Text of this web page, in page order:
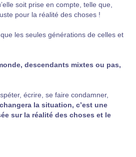
soit prise en compte, telle que,
pour la réalité des choses !
les seules générations de celles et
descendants mixtes ou pas,
écrire, se faire condamner,
la situation, c’est une
sur la réalité des choses et le